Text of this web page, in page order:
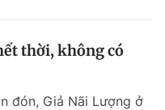
thời, không có
đón, Giả Nãi Lượng ở